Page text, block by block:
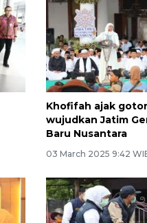
Khofifah ajak
wujudkan Jatim
Baru Nusantara
03 March 2025 9:42